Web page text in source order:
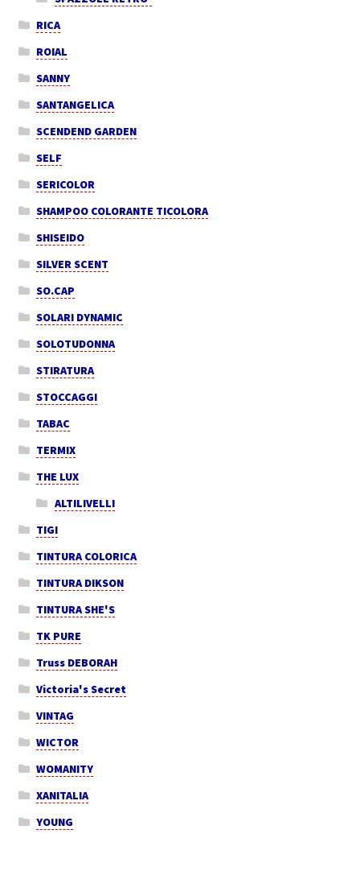
RICA
ROIAL
SANNY
SANTANGELICA
SCENDEND GARDEN
SELF
SERICOLOR
SHAMPOO COLORANTE TICOLORA
SHISEIDO
SILVER SCENT
SO.CAP
SOLARI DYNAMIC
SOLOTUDONNA
STIRATURA
STOCCAGGI
TABAC
TERMIX
THE LUX
ALTILIVELLI
TIGI
TINTURA COLORICA
TINTURA DIKSON
TINTURA SHE'S
TK PURE
Truss DEBORAH
Victoria's Secret
VINTAG
WICTOR
WOMANITY
XANITALIA
YOUNG